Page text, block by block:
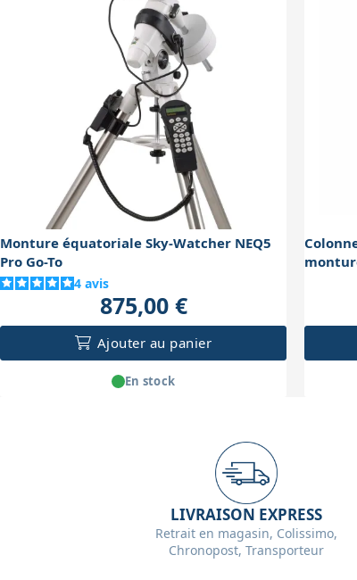
Monture équatoriale Sky-Watcher NEQ5
Pro Go-To
4 avis
875,00 €
Ajouter au panier
En stock
LIVRAISON EXPRESS
Retrait en magasin, Colissimo,
Chronopost, Transporteur